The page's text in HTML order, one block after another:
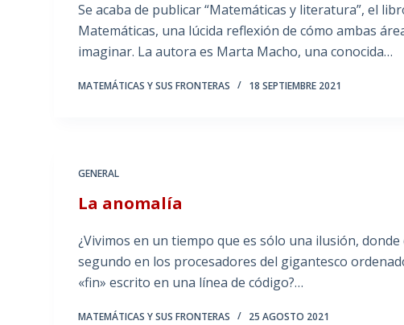
Se acaba de publicar “Matemáticas y literatura”, el
Matemáticas, una lúcida reflexión de cómo ambas
imaginar. La autora es Marta Macho, una conocida…
MATEMÁTICAS Y SUS FRONTERAS 18 SEPTIEMBRE 2021
GENERAL
La anomalía
¿Vivimos en un tiempo que es sólo una ilusión,
segundo en los procesadores del gigantesco
«fin» escrito en una línea de código?…
MATEMÁTICAS Y SUS FRONTERAS 25 AGOSTO 2021